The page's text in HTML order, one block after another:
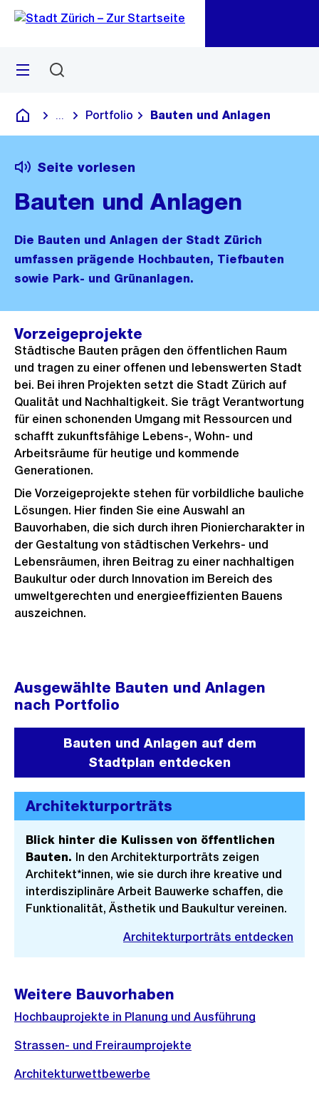
Navigation
Sprunglink
Menü
Deutsch
Blende alle Breadcrumbs ein
Portfolio Bauten und Anlagen
Seite vorlesen
Bauten und Anlagen
Die Bauten und Anlagen der Stadt Zürich
umfassen prägende Hochbauten, Tiefbauten
sowie Park- und Grünanlagen.
Vorzeigeprojekte
Städtische Bauten prägen den öffentlichen Raum
und tragen zu einer offenen und lebenswerten Stadt
bei. Bei ihren Projekten setzt die Stadt Zürich auf
Qualität und Nachhaltigkeit. Sie trägt Verantwortung
für einen schonenden Umgang mit Ressourcen und
schafft zukunftsfähige Lebens-, Wohn- und
Arbeitsräume für heutige und kommende
Generationen.
Die Vorzeigeprojekte stehen für vorbildliche bauliche
Lösungen. Hier finden Sie eine Auswahl an
Bauvorhaben, die sich durch ihren Pioniercharakter in
der Gestaltung von städtischen Verkehrs- und
Lebensräumen, ihren Beitrag zu einer nachhaltigen
Baukultur oder durch Innovation im Bereich des
umweltgerechten und energieeffizienten Bauens
auszeichnen.
Ausgewählte Bauten und Anlagen
nach Portfolio
Bauten und Anlagen auf dem
Stadtplan entdecken
Architekturporträts
Blick hinter die Kulissen von öffentlichen
Bauten. In den Architekturporträts zeigen
Architekt*innen, wie sie durch ihre kreative und
interdisziplinäre Arbeit Bauwerke schaffen, die
Funktionalität, Ästhetik und Baukultur vereinen.
Architekturporträts entdecken
Weitere Bauvorhaben
Hochbauprojekte in Planung und Ausführung
Strassen- und Freiraumprojekte
Architekturwettbewerbe